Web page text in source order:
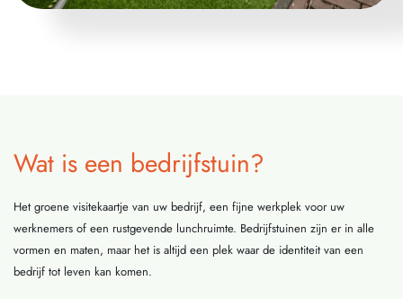
Wat is een bedrijfstuin?
Het groene visitekaartje van uw bedrijf, een fijne werkplek voor uw
werknemers of een rustgevende lunchruimte. Bedrijfstuinen zijn er in alle
vormen en maten, maar het is altijd een plek waar de identiteit van een
bedrijf tot leven kan komen.